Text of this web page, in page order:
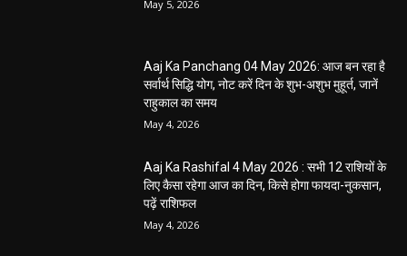
May 5, 2026
Aaj Ka Panchang 04 May 2026: आज बन रहा है
सर्वार्थ सिद्धि योग, नोट करें दिन के शुभ-अशुभ मुहूर्त, जानें
राहुकाल का समय
May 4, 2026
Aaj Ka Rashifal 4 May 2026 : सभी 12 राशियों के
लिए कैसा रहेगा आज का दिन, किसे होगा फायदा-नुकसान,
पढ़ें राशिफल
May 4, 2026